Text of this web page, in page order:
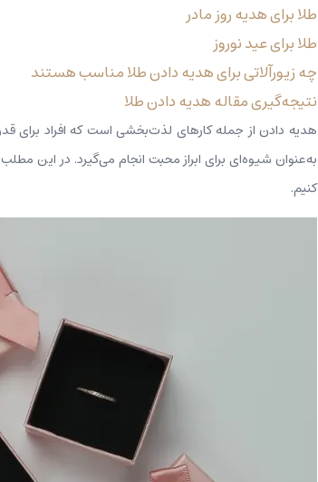
طلا برای هدیه روز مادر
طلا برای عید نوروز
چه زیورآلاتی برای هدیه دادن طلا مناسب هستند
نتیجه‌گیری مقاله هدیه دادن طلا
هدیه دادن از جمله کارهای لذت‌بخشی است که افراد برای
به‌عنوان شیوه‌ای برای ابراز محبت انجام می‌گیرد. در این
کنیم.